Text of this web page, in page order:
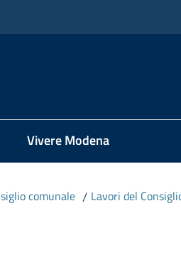
Vivere Modena
comunale / Lavori del